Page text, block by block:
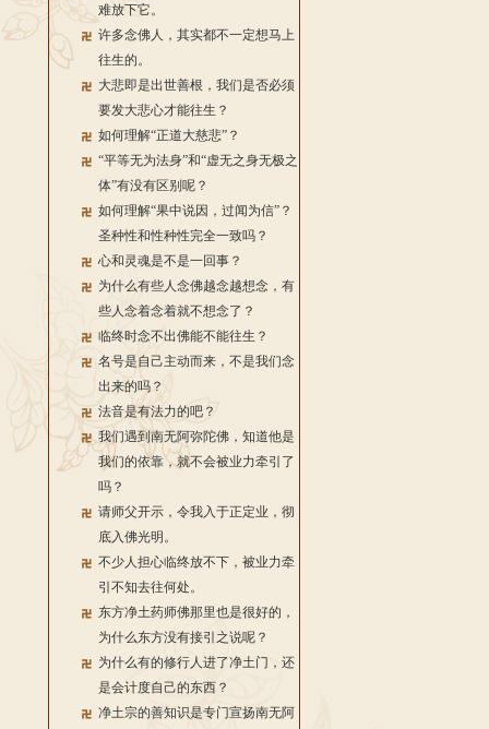
难放下它。
许多念佛人，其实都不一定想马上
往生的。
大悲即是出世善根，我们是否必须
要发大悲心才能往生？
如何理解“正道大慈悲”？
“平等无为法身”和“虚无之身无极之
体”有没有区别呢？
如何理解“果中说因，过闻为信”？
圣种性和性种性完全一致吗？
心和灵魂是不是一回事？
为什么有些人念佛越念越想念，有
些人念着念着就不想念了？
临终时念不出佛能不能往生？
名号是自己主动而来，不是我们念
出来的吗？
法音是有法力的吧？
我们遇到南无阿弥陀佛，知道他是
我们的依靠，就不会被业力牵引了
吗？
请师父开示，令我入于正定业，彻
底入佛光明。
不少人担心临终放不下，被业力牵
引不知去往何处。
东方净土药师佛那里也是很好的，
为什么东方没有接引之说呢？
为什么有的修行人进了净土门，还
是会计度自己的东西？
净土宗的善知识是专门宣扬南无阿